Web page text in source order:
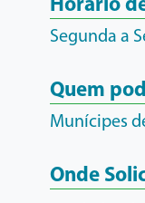
Horário
Segunda a
Quem
Munícipes
Onde